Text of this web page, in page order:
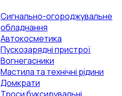
Сигнально-огороджувальне
обладнання
Автокосметика
Пускозарядні пристрої
Вогнегасники
Мастила та технічні рідини
Домкрати